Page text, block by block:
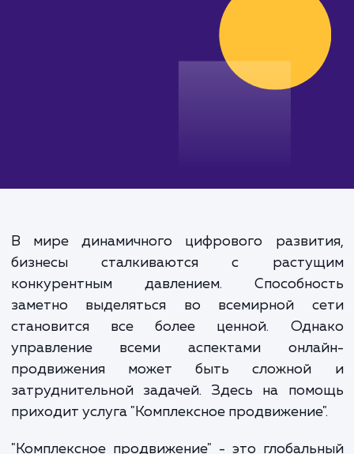
от 99 000 руб.
В мире динамичного цифрового
бизнесы сталкиваются с
конкурентным давлением.
заметно выделяться во всемирной
становится все более ценной.
управление всеми аспектами
продвижения может быть